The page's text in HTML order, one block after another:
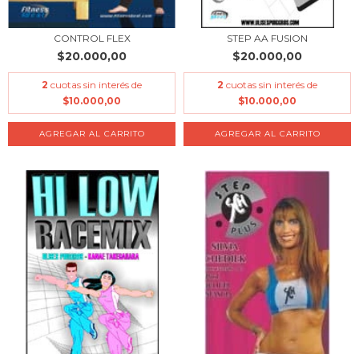
CONTROL FLEX
$20.000,00
2 cuotas sin interés de
$10.000,00
STEP AA FUSION
$20.000,00
2 cuotas sin interés de
$10.000,00